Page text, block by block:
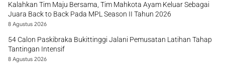
Kalahkan Tim Maju Bersama, Tim Mahkota Ayam Keluar Sebagai
Juara Back to Back Pada MPL Season II Tahun 2026
8 Agustus 2026
54 Calon Paskibraka Bukittinggi Jalani Pemusatan Latihan Tahap
Tantingan Intensif
8 Agustus 2026